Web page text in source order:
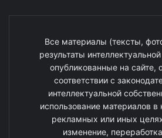
Все материалы (тексты,
результаты
опубликованные на сайте,
соответствии с
интеллектуальной
использование материалов
рекламных или иных
изменение,